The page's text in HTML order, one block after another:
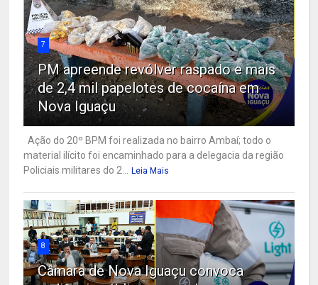
7
PM apreende revólver raspado e mais
de 2,4 mil papelotes de cocaína em
Nova Iguaçu
Ação do 20º BPM foi realizada no bairro Ambaí; todo o
material ilícito foi encaminhado para a delegacia da região
Policiais militares do 2... Leia Mais
8
Câmara de Nova Iguaçu convoca